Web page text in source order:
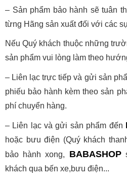
– Sản phẩm bảo hành sẽ tuân
từng Hãng sản xuất đối với các
Nếu Quý khách thuộc những
sản phẩm vui lòng làm theo
– Liên lạc trực tiếp và gửi sản
phiếu bảo hành kèm theo sản
phí chuyển hàng.
– Liên lạc và gửi sản phẩm đến
hoặc bưu điện (Quý khách
bảo hành xong, BABASHOP
khách qua bến xe,bưu điện...